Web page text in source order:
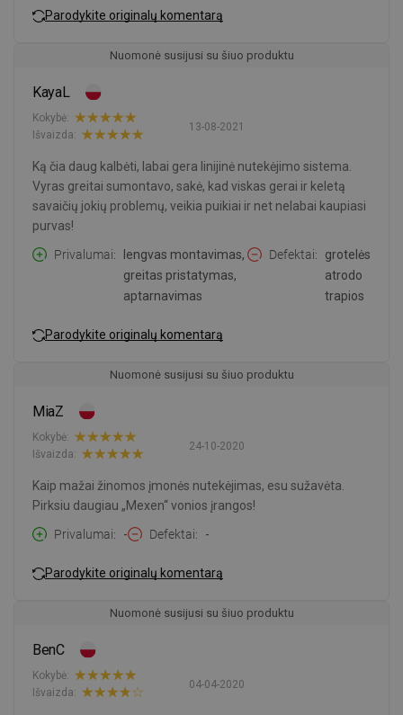
Parodykite originalų komentarą
Nuomonė susijusi su šiuo produktu
KayaL
13-08-2021
Kokybė:
Išvaizda:
Ką čia daug kalbėti, labai gera linijinė nutekėjimo sistema.
Vyras greitai sumontavo, sakė, kad viskas gerai ir keletą
savaičių jokių problemų, veikia puikiai ir net nelabai kaupiasi
purvas!
Privalumai
lengvas montavimas,
greitas pristatymas,
aptarnavimas
Defektai
grotelės
atrodo
trapios
Parodykite originalų komentarą
Nuomonė susijusi su šiuo produktu
MiaZ
24-10-2020
Kokybė:
Išvaizda:
Kaip mažai žinomos įmonės nutekėjimas, esu sužavėta.
Pirksiu daugiau „Mexen“ vonios įrangos!
Privalumai
- Defektai -
Parodykite originalų komentarą
Nuomonė susijusi su šiuo produktu
BenC
04-04-2020
Kokybė:
Išvaizda: